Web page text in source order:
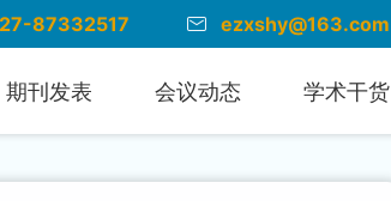
87332517 ezxshy@163.com
期刊发表 会议动态 学术干货